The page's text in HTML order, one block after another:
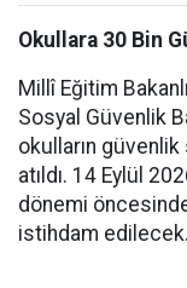
Okullara 30 Bin
Millî Eğitim
Sosyal Güvenlik
okulların güvenlik
atıldı. 14 Eylül
dönemi
istihdam edilecek.